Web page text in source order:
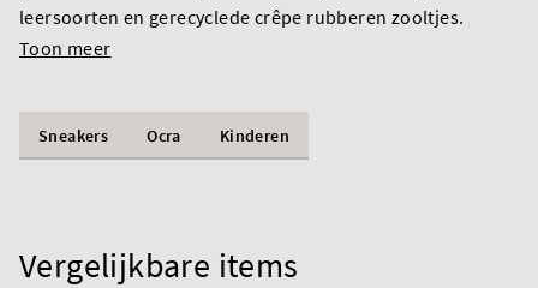
leersoorten en gerecyclede crêpe rubberen zooltjes.
Toon meer
Sneakers Ocra Kinderen
Vergelijkbare items